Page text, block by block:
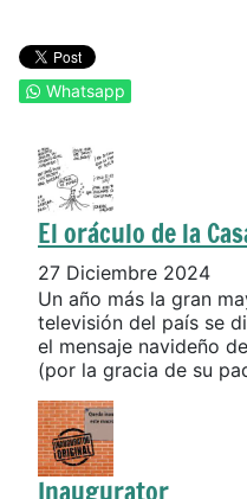
Whatsapp
El oráculo de la
27 Diciembre 2024
Un año más la gran
televisión del país se
el mensaje navideño
(por la gracia de su
Inaugurator